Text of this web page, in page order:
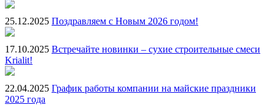
25.12.2025 Поздравляем с Новым 2026 годом!
17.10.2025 Встречайте новинки – сухие строительные смеси
Krialit!
22.04.2025 График работы компании на майские праздники
2025 года